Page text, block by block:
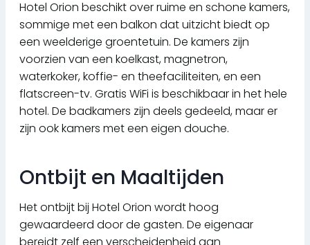
Hotel Orion beschikt over ruime en schone kamers,
sommige met een balkon dat uitzicht biedt op
een weelderige groentetuin. De kamers zijn
voorzien van een koelkast, magnetron,
waterkoker, koffie- en theefaciliteiten, en een
flatscreen-tv. Gratis WiFi is beschikbaar in het hele
hotel. De badkamers zijn deels gedeeld, maar er
zijn ook kamers met een eigen douche.
Ontbijt en Maaltijden
Het ontbijt bij Hotel Orion wordt hoog
gewaardeerd door de gasten. De eigenaar